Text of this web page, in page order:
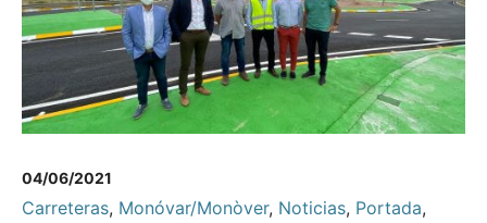
04/06/2021
Carreteras, Monóvar/Monòver, Noticias, Portada,